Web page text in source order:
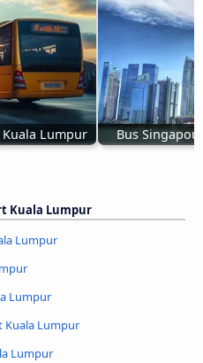
Lumpur Bus
Kuala Lumpur
Lumpur
Lumpur
Kuala Lumpur
Lumpur